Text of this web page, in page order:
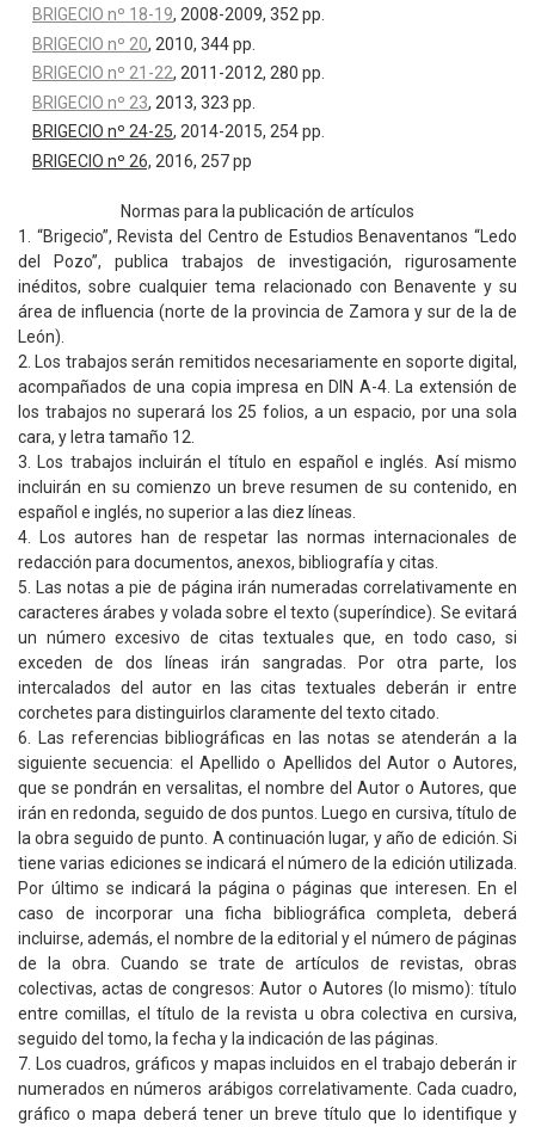
BRIGECIO nº 18-19, 2008-2009, 352 pp.
BRIGECIO nº 20, 2010, 344 pp.
BRIGECIO nº 21-22, 2011-2012, 280 pp.
BRIGECIO nº 23, 2013, 323 pp.
BRIGECIO nº 24-25, 2014-2015, 254 pp.
BRIGECIO nº 26, 2016, 257 pp
Normas para la publicación de artículos
1. “Brigecio”, Revista del Centro de Estudios Benaventanos “Ledo
del Pozo”, publica trabajos de investigación, rigurosamente
inéditos, sobre cualquier tema relacionado con Benavente y su
área de influencia (norte de la provincia de Zamora y sur de la de
León).
2. Los trabajos serán remitidos necesariamente en soporte digital,
acompañados de una copia impresa en DIN A-4. La extensión de
los trabajos no superará los 25 folios, a un espacio, por una sola
cara, y letra tamaño 12.
3. Los trabajos incluirán el título en español e inglés. Así mismo
incluirán en su comienzo un breve resumen de su contenido, en
español e inglés, no superior a las diez líneas.
4. Los autores han de respetar las normas internacionales de
redacción para documentos, anexos, bibliografía y citas.
5. Las notas a pie de página irán numeradas correlativamente en
caracteres árabes y volada sobre el texto (superíndice). Se evitará
un número excesivo de citas textuales que, en todo caso, si
exceden de dos líneas irán sangradas. Por otra parte, los
intercalados del autor en las citas textuales deberán ir entre
corchetes para distinguirlos claramente del texto citado.
6. Las referencias bibliográficas en las notas se atenderán a la
siguiente secuencia: el Apellido o Apellidos del Autor o Autores,
que se pondrán en versalitas, el nombre del Autor o Autores, que
irán en redonda, seguido de dos puntos. Luego en cursiva, título de
la obra seguido de punto. A continuación lugar, y año de edición. Si
tiene varias ediciones se indicará el número de la edición utilizada.
Por último se indicará la página o páginas que interesen. En el
caso de incorporar una ficha bibliográfica completa, deberá
incluirse, además, el nombre de la editorial y el número de páginas
de la obra. Cuando se trate de artículos de revistas, obras
colectivas, actas de congresos: Autor o Autores (lo mismo): título
entre comillas, el título de la revista u obra colectiva en cursiva,
seguido del tomo, la fecha y la indicación de las páginas.
7. Los cuadros, gráficos y mapas incluidos en el trabajo deberán ir
numerados en números arábigos correlativamente. Cada cuadro,
gráfico o mapa deberá tener un breve título que lo identifique y